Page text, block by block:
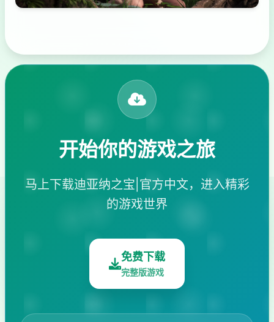
开始你的游戏之旅
马上下载迪亚纳之宝|官方中文，进入精彩
的游戏世界
免费下载
完整版游戏